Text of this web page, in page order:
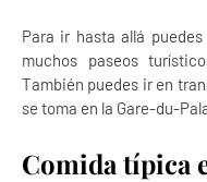
Para ir hasta allá
muchos paseos
También puedes ir en
se toma en la Gare-du-
Comida típica